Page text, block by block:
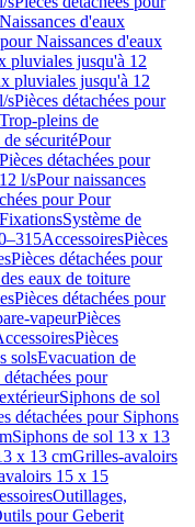
Naissances d'eaux
Naissances d'eaux
pluviales jusqu'à 12
pluviales jusqu'à 12
sPièces détachées pour
Trop-pleins de
sécuritéPour
Pièces détachées pour
l/sPour naissances
pour Pour
FixationsSystème de
AccessoiresPièces
Pièces détachées pour
eaux de toiture
Pièces détachées pour
vapeurPièces
Pièces
solsEvacuation de
détachées pour
Siphons de sol
détachées pour Siphons
Siphons de sol 13 x 13
x 13 cmGrilles-avaloirs
15 x 15
Outillages,
pour Geberit